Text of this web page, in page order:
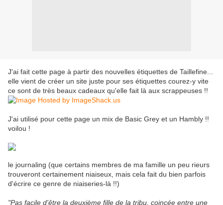
J'ai fait cette page à partir des nouvelles étiquettes de Taillefine...
elle vient de créer un site juste pour ses étiquettes courez-y vite
ce sont de très beaux cadeaux qu'elle fait là aux scrappeuses !!
J'ai utilisé pour cette page un mix de Basic Grey et un Hambly !!
voilou !
le journaling (que certains membres de ma famille un peu rieurs
trouveront certainement niaiseux, mais cela fait du bien parfois
d'écrire ce genre de niaiseries-là !!)
"Pas facile d'être la deuxième fille de la tribu, coincée entre une